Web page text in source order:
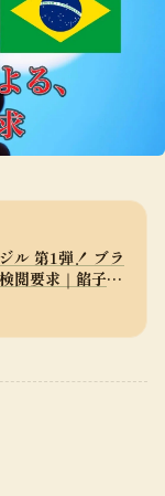
ル 第1弾！ ブラ
閲要求｜餡子熊